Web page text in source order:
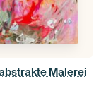
Malerei